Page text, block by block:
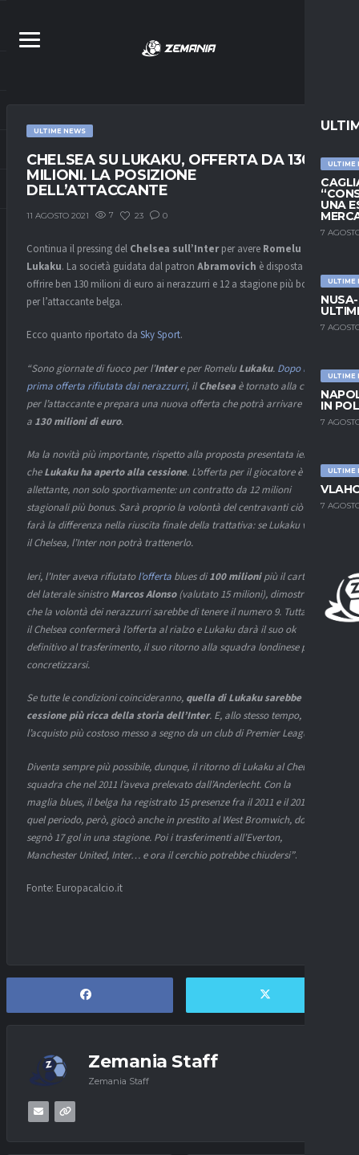
ULTIME
UNA
7
ULTIME
7
ULTIME
IN
7
ULTIME
7
ULTIME NEWS
CHELSEA SU LUKAKU, OFFERTA DA 130
MILIONI. LA POSIZIONE
DELL’ATTACCANTE
11 AGOSTO 2021 7 23 0
Continua il pressing del Chelsea sull’Interper avere Romelu
Lukaku. La società guidata dal patron Abramovich è disposta ad
offrire ben 130 milioni di euro ai nerazzurri e 12 a stagione più bonus
per l’attaccante belga.
Ecco quanto riportato da Sky Sport.
“Sono giornate di fuoco per l’Intere per RomeluLukaku. Dopo la
prima offerta rifiutata dai nerazzurri, ilChelsea è tornato alla carica
per l’attaccante e prepara una nuova offerta che potrà arrivare anche
a 130 milioni di euro.
Ma la novità più importante, rispetto alla proposta presentata ieri, è
cheLukaku ha aperto alla cessione. L’offerta per il giocatore è molto
allettante, non solo sportivamente: un contratto da 12 milioni
stagionali più bonus. Sarà proprio la volontà del centravanti ciò che
farà la differenza nella riuscita finale della trattativa: se Lukaku vorrà
il Chelsea, l’Inter non potrà trattenerlo.
Ieri, l’Inter aveva rifiutatol’offerta blues di100 milionipiù il cartellino
del laterale sinistroMarcos Alonso(valutato 15 milioni), dimostrando
che la volontà dei nerazzurri sarebbe di tenere il numero 9. Tuttavia, se
il Chelsea confermerà l’offerta al rialzo e Lukaku darà il suo ok
definitivo al trasferimento, il suo ritorno alla squadra londinese potrà
concretizzarsi.
Se tutte le condizioni coincideranno, quella di Lukaku sarebbe la
cessione più ricca della storia dell’Inter. E, allo stesso tempo,
l’acquisto più costoso messo a segno da un club di Premier League.
Diventa sempre più possibile, dunque, il ritorno di Lukaku al Chelsea, la
squadra che nel 2011 l’aveva prelevato dall’Anderlecht. Con la
maglia blues, il belga ha registrato 15 presenze fra il 2011 e il 2013. In
quel periodo, però, giocò anche in prestito al West Bromwich, dove
segnò 17 gol in una stagione. Poi i trasferimenti all’Everton,
Manchester United, Inter… e ora il cerchio potrebbe chiudersi”.
Fonte: Europacalcio.it
Zemania Staff
Zemania Staff